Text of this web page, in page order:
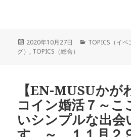
投
2020年10月27日
カ
TOPICS（イベ
グ） , TOPICS（総合）
【EN-MUSUかが
コイン婚活７～こ
いシンプルな出会